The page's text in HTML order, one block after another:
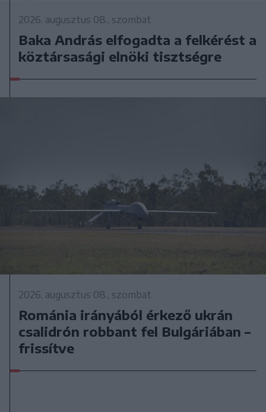
2026. augusztus 08., szombat
Baka András elfogadta a felkérést a
köztársasági elnöki tisztségre
2026. augusztus 08., szombat
Románia irányából érkező ukrán
csalidrón robbant fel Bulgáriában –
frissítve